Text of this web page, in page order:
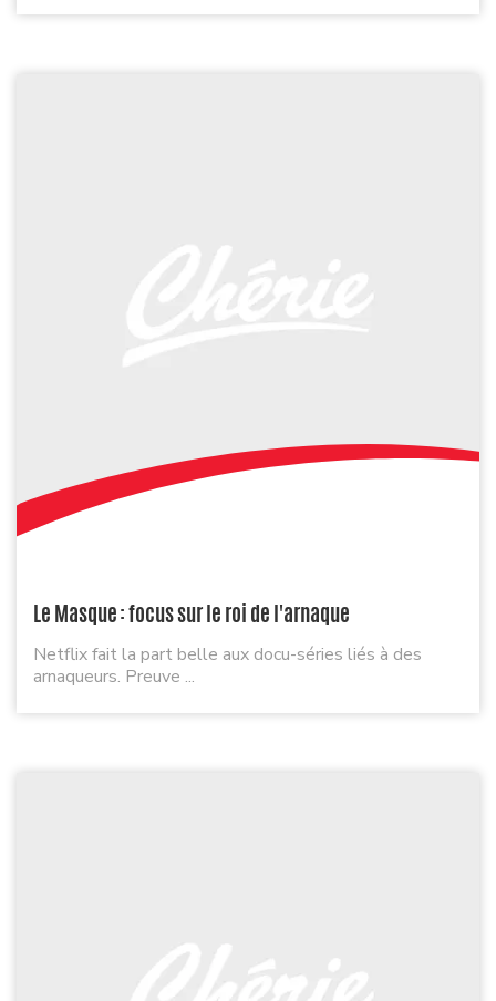
Le Masque : focus sur le roi de l'arnaque
Netflix fait la part belle aux docu-séries liés à des
arnaqueurs. Preuve ...